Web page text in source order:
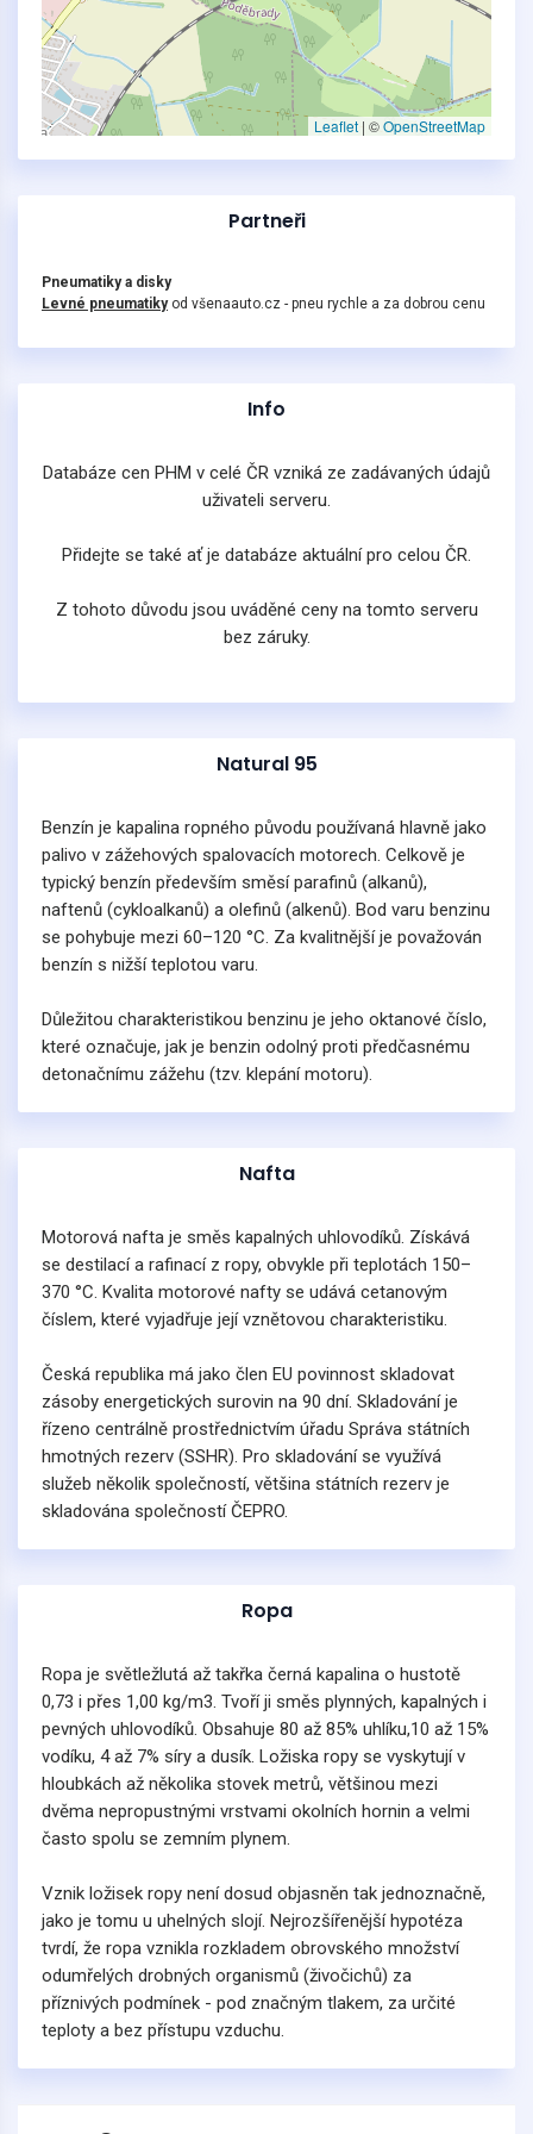
Leaflet | ©OpenStreetMap
Partneři
Pneumatiky a disky
Levné pneumatikyod všenaauto.cz - pneu rychle a za dobrou cenu
Info
Databáze cen PHM v celé ČR vzniká ze zadávaných údajů
uživateli serveru.
Přidejte se také ať je databáze aktuální pro celou ČR.
Z tohoto důvodu jsou uváděné ceny na tomto serveru
bez záruky.
Natural 95
Benzín je kapalina ropného původu používaná hlavně jako
palivo v zážehových spalovacích motorech. Celkově je
typický benzín především směsí parafinů (alkanů),
naftenů (cykloalkanů) a olefinů (alkenů). Bod varu benzinu
se pohybuje mezi 60–120 °C. Za kvalitnější je považován
benzín s nižší teplotou varu.
Důležitou charakteristikou benzinu je jeho oktanové číslo,
které označuje, jak je benzin odolný proti předčasnému
detonačnímu zážehu (tzv. klepání motoru).
Nafta
Motorová nafta je směs kapalných uhlovodíků. Získává
se destilací a rafinací z ropy, obvykle při teplotách 150–
370 °C. Kvalita motorové nafty se udává cetanovým
číslem, které vyjadřuje její vznětovou charakteristiku.
Česká republika má jako člen EU povinnost skladovat
zásoby energetických surovin na 90 dní. Skladování je
řízeno centrálně prostřednictvím úřadu Správa státních
hmotných rezerv (SSHR). Pro skladování se využívá
služeb několik společností, většina státních rezerv je
skladována společností ČEPRO.
Ropa
Ropa je světležlutá až takřka černá kapalina o hustotě
0,73 i přes 1,00 kg/m3. Tvoří ji směs plynných, kapalných i
pevných uhlovodíků. Obsahuje 80 až 85% uhlíku,10 až 15%
vodíku, 4 až 7% síry a dusík. Ložiska ropy se vyskytují v
hloubkách až několika stovek metrů, většinou mezi
dvěma nepropustnými vrstvami okolních hornin a velmi
často spolu se zemním plynem.
Vznik ložisek ropy není dosud objasněn tak jednoznačně,
jako je tomu u uhelných slojí. Nejrozšířenější hypotéza
tvrdí, že ropa vznikla rozkladem obrovského množství
odumřelých drobných organismů (živočichů) za
příznivých podmínek - pod značným tlakem, za určité
teploty a bez přístupu vzduchu.